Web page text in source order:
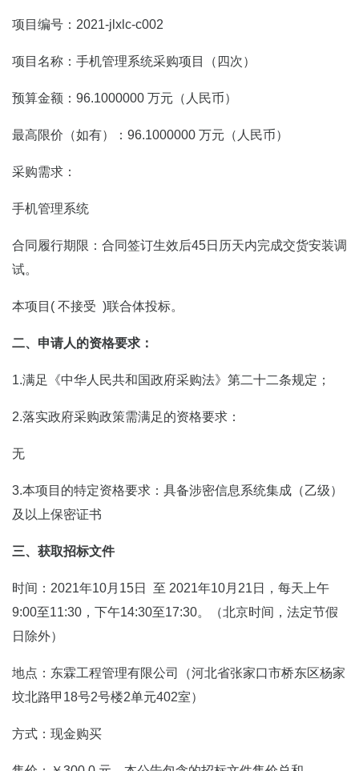
项目编号：2021-jlxlc-c002
项目名称：手机管理系统采购项目（四次）
预算金额：96.1000000 万元（人民币）
最高限价（如有）：96.1000000 万元（人民币）
采购需求：
手机管理系统
合同履行期限：合同签订生效后45日历天内完成交货安装调
试。
本项目( 不接受 )联合体投标。
二、申请人的资格要求：
1.满足《中华人民共和国政府采购法》第二十二条规定；
2.落实政府采购政策需满足的资格要求：
无
3.本项目的特定资格要求：具备涉密信息系统集成（乙级）
及以上保密证书
三、获取招标文件
时间：2021年10月15日 至 2021年10月21日，每天上午
9:00至11:30，下午14:30至17:30。（北京时间，法定节假
日除外）
地点：东霖工程管理有限公司（河北省张家口市桥东区杨家
坟北路甲18号2号楼2单元402室）
方式：现金购买